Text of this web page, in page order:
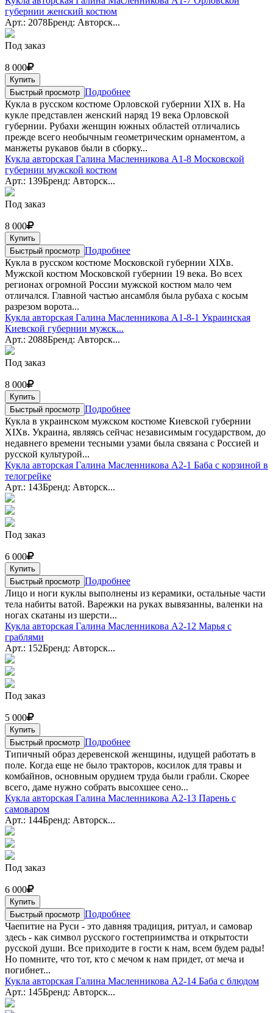
губернии женский костюм
Арт.: 2078Бренд: Авторск...
Под заказ
8 000
Купить
Быстрый просмотр Подробнее
Кукла в русском костюме Орловской губернии XIX в. На
кукле представлен женский наряд 19 века Орловской
губернии. Рубахи женщин южных областей отличались
прежде всего необычным геометрическим орнаментом, а
манжеты рукавов были в сборку...
Кукла авторская Галина Масленникова А1-8 Московской
губернии мужской костюм
Арт.: 139Бренд: Авторск...
Под заказ
8 000
Купить
Быстрый просмотр Подробнее
Кукла в русском костюме Московской губернии XIXв.
Мужской костюм Московской губернии 19 века. Во всех
регионах огромной России мужской костюм мало чем
отличался. Главной частью ансамбля была рубаха с косым
разрезом ворота...
Кукла авторская Галина Масленникова А1-8-1 Украинская
Киевской губернии мужск...
Арт.: 2088Бренд: Авторск...
Под заказ
8 000
Купить
Быстрый просмотр Подробнее
Кукла в украинском мужском костюме Киевской губернии
XIXв. Украина, являясь сейчас независимым государством, до
недавнего времени тесными узами была связана с Россией и
русской культурой...
Кукла авторская Галина Масленникова А2-1 Баба с корзиной в
телогрейке
Арт.: 143Бренд: Авторск...
Под заказ
6 000
Купить
Быстрый просмотр Подробнее
Лицо и ноги куклы выполнены из керамики, остальные части
тела набиты ватой. Варежки на руках вывязанны, валенки на
ногах скатаны из шерсти...
Кукла авторская Галина Масленникова А2-12 Марья с
граблями
Арт.: 152Бренд: Авторск...
Под заказ
5 000
Купить
Быстрый просмотр Подробнее
Типичный образ деревенской женщины, идущей работать в
поле. Когда еще не было тракторов, косилок для травы и
комбайнов, основным орудием труда были грабли. Скорее
всего, даме нужно собрать высохшее сено...
Кукла авторская Галина Масленникова А2-13 Парень с
самоваром
Арт.: 144Бренд: Авторск...
Под заказ
6 000
Купить
Быстрый просмотр Подробнее
Чаепитие на Руси - это давняя традиция, ритуал, и самовар
здесь - как символ русского гостеприимства и открытости
русской души. Все приходите в гости к нам, всем будем рады!
Но помните, что тот, кто с мечом к нам придет, от меча и
погибнет...
Кукла авторская Галина Масленникова А2-14 Баба с блюдом
Арт.: 145Бренд: Авторск...